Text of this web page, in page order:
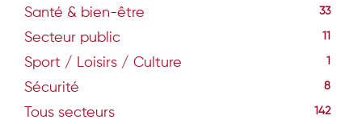
Santé & bien-être 33
Secteur public 11
Sport / Loisirs / Culture 1
Sécurité 8
Tous secteurs 142